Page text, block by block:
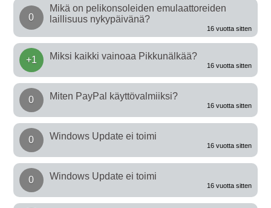
0
Mikä on pelikonsoleiden emulaattoreiden
laillisuus nykypäivänä?
16 vuotta sitten
+1 Miksi kaikki vainoaa Pikkunälkää?
16 vuotta sitten
0 Miten PayPal käyttövalmiiksi?
16 vuotta sitten
0 Windows Update ei toimi
16 vuotta sitten
0 Windows Update ei toimi
16 vuotta sitten